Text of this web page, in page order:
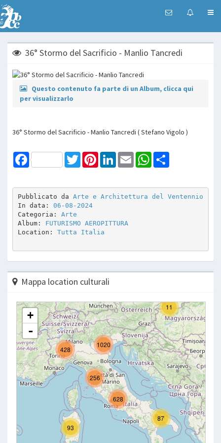
36° Stormo del Sacrificio - Manlio Tancredi
Questo contenuto fa parte di un Album, clicca qui
per visualizzarlo
36° Stormo del Sacrificio - Manlio Tancredi ( Stefano Vigolo )
Facebook TwitterPinterestLinkedInEmail WhatsApp
Pubblicato da Arte e Architettura del Ventennio
In data: 06-08-2024
Categoria: Arte
Album: FUTURISMO AEROPITTURA
Location: Tutta Italia
Mappa location culturali